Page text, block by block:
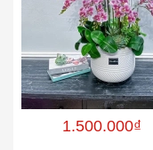
1.500.000₫